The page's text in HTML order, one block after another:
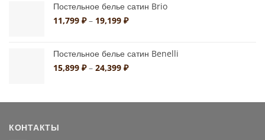
–
19,199 ₽
Постельное белье сатин Brio
11,799 ₽ – 19,199 ₽Диапазон
–
19,199 ₽
Постельное белье сатин Benelli
15,899 ₽ – 24,399 ₽Диапазон
–
КОНТАКТЫ